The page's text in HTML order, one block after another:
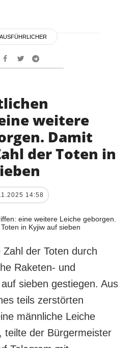
AUSFÜHRLICHER
weitere
Damit
der Toten in
14:58
der Toten durch
Raketen- und
sieben gestiegen. Aus
teils zerstörten
männliche Leiche
teilte der Bürgermeister